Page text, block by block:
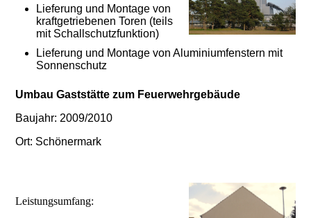
Lieferung und Montage von
kraftgetriebenen Toren (teils
mit Schallschutzfunktion)
Lieferung und Montage von Aluminiumfenstern mit
Sonnenschutz
Umbau Gaststätte zum Feuerwehrgebäude
Baujahr: 2009/2010
Ort: Schönermark
Leistungsumfang: